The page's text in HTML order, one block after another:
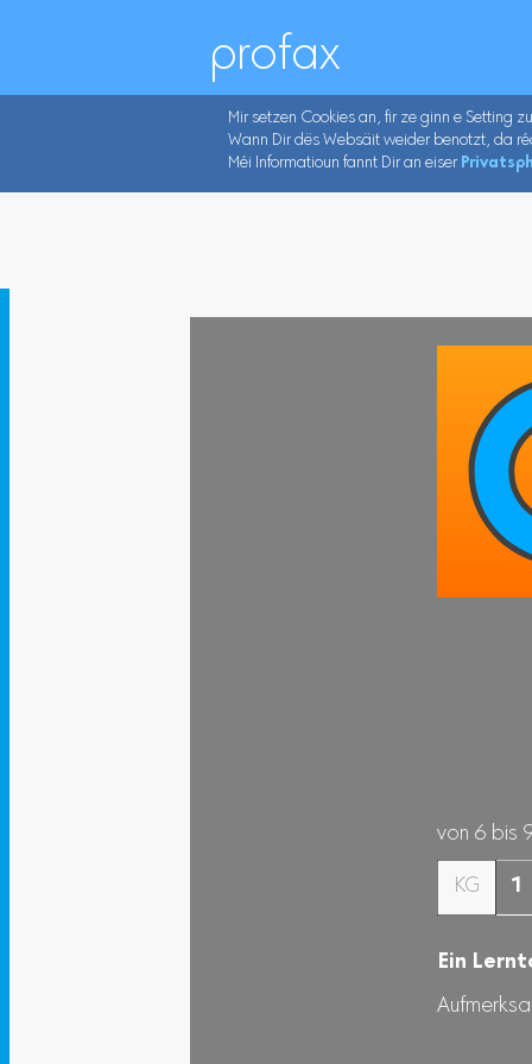
profax
Mir setzen Cookies an, fir ze ginn e Setting
Wann Dir dës Websäit weider benotzt, da
Méi Informatioun fannt Dir an eiser
von 6 bis
KG 1
Ein